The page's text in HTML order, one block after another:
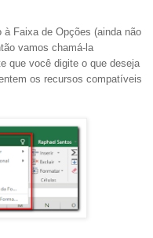
Faixa de Opções (ainda não
vamos chamá-la
que você digite o que deseja
os recursos compatíveis